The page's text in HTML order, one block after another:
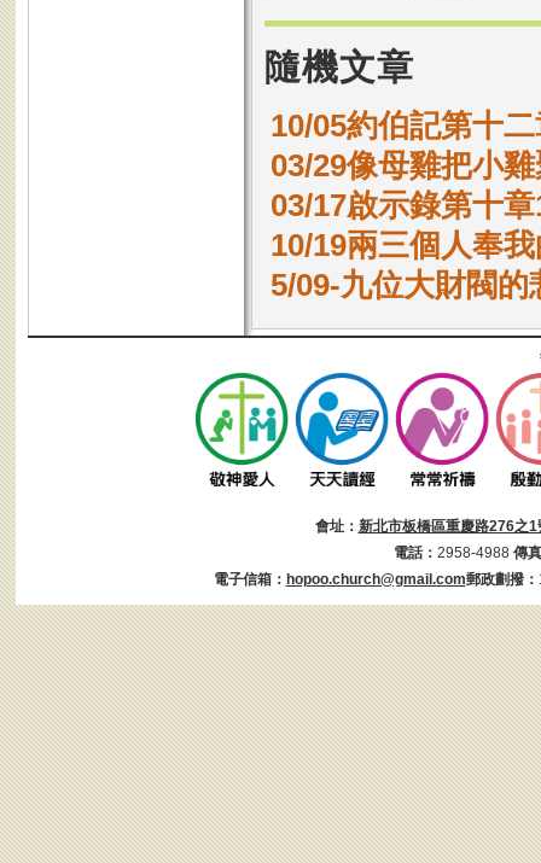
隨機文章
10/05約伯記第十
03/29像母雞把小
03/17啟示錄第十
10/19兩三個人奉
5/09-九位大財閥的
會址： 新北市板橋區重慶路276之1
電話： 2958-4988 傳
電子信箱： hopoo.church@gmail.com郵政劃撥：